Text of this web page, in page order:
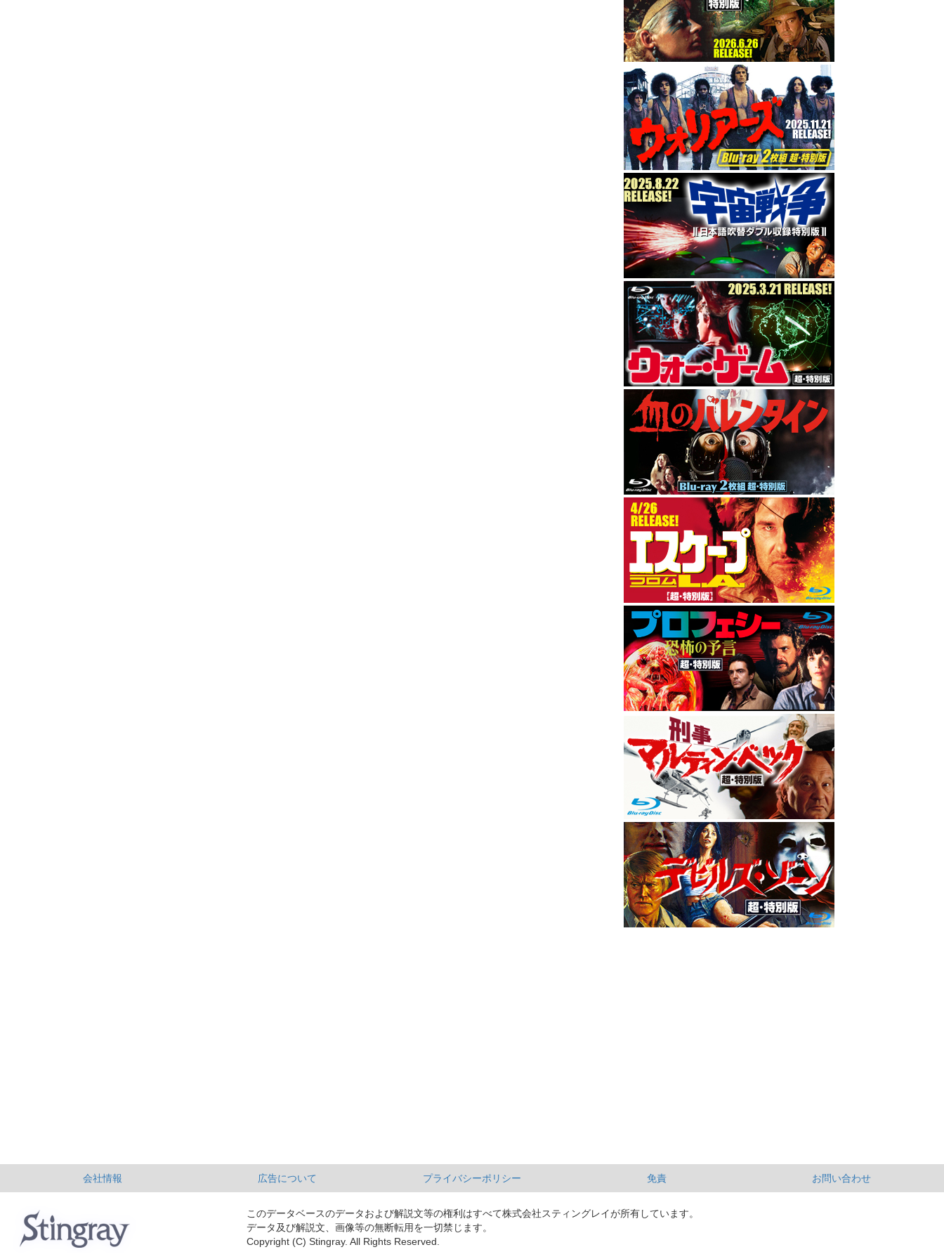
会社情報 広告について プライバシーポリシー 免責 お問い合わせ
このデータベースのデータおよび解説文等の権利はすべて株式会社スティングレイが所有しています。
データ及び解説文、画像等の無断転用を一切禁じます。
Copyright (C) Stingray. All Rights Reserved.